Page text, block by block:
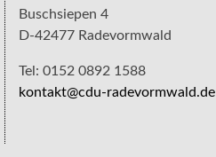
Buschsiepen 4
D-42477 Radevormwald
Tel: 0152 0892 1588
kontakt@cdu-radevormwald.de